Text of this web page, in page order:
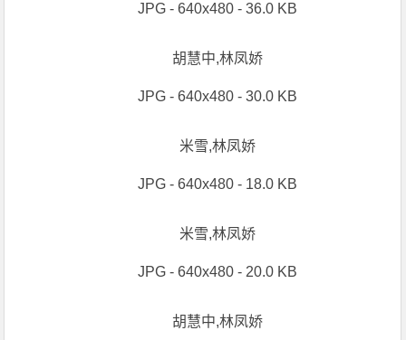
JPG - 640x480 - 36.0 KB
胡慧中,林凤娇
JPG - 640x480 - 30.0 KB
米雪,林凤娇
JPG - 640x480 - 18.0 KB
米雪,林凤娇
JPG - 640x480 - 20.0 KB
胡慧中,林凤娇